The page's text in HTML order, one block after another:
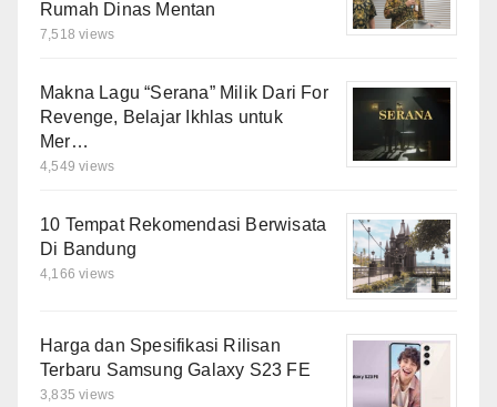
Rumah Dinas Mentan
7,518 views
Makna Lagu “Serana” Milik Dari For
Revenge, Belajar Ikhlas untuk
Mer…
4,549 views
10 Tempat Rekomendasi Berwisata
Di Bandung
4,166 views
Harga dan Spesifikasi Rilisan
Terbaru Samsung Galaxy S23 FE
3,835 views